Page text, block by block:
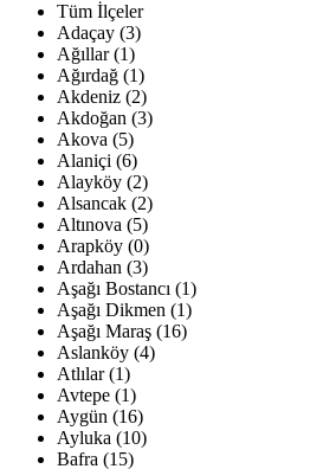
Tüm İlçeler
Adaçay (3)
Ağıllar (1)
Ağırdağ (1)
Akdeniz (2)
Akdoğan (3)
Akova (5)
Alaniçi (6)
Alayköy (2)
Alsancak (2)
Altınova (5)
Arapköy (0)
Ardahan (3)
Aşağı Bostancı (1)
Aşağı Dikmen (1)
Aşağı Maraş (16)
Aslanköy (4)
Atlılar (1)
Avtepe (1)
Aygün (16)
Ayluka (10)
Bafra (15)